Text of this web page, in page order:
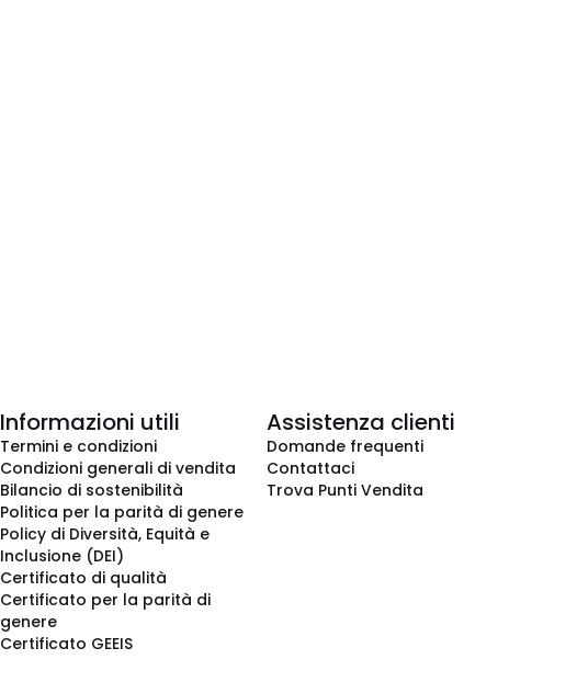
Informazioni utili
Termini e condizioni
Condizioni generali di vendita
Bilancio di sostenibilità
Politica per la parità di genere
Policy di Diversità, Equità e
Inclusione (DEI)
Certificato di qualità
Certificato per la parità di
genere
Certificato GEEIS
Assistenza clienti
Domande frequenti
Contattaci
Trova Punti Vendita